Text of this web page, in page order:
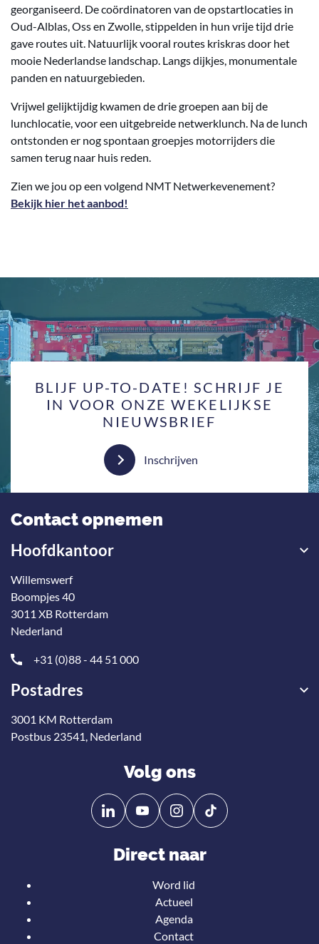
georganiseerd. De coördinatoren van de opstartlocaties in
Oud-Alblas, Oss en Zwolle, stippelden in hun vrije tijd drie
gave routes uit. Natuurlijk vooral routes kriskras door het
mooie Nederlandse landschap. Langs dijkjes, monumentale
panden en natuurgebieden.
Vrijwel gelijktijdig kwamen de drie groepen aan bij de
lunchlocatie, voor een uitgebreide netwerklunch. Na de lunch
ontstonden er nog spontaan groepjes motorrijders die
samen terug naar huis reden.
Zien we jou op een volgend NMT Netwerkevenement?
Bekijk hier het aanbod!
BLIJF UP-TO-DATE! SCHRIJF JE
IN VOOR ONZE WEKELIJKSE
NIEUWSBRIEF
Inschrijven
Contact opnemen
Hoofdkantoor
Willemswerf
Boompjes 40
3011 XB Rotterdam
Nederland
+31 (0)88 - 44 51 000
Postadres
3001 KM Rotterdam
Postbus 23541, Nederland
Volg ons
Volg
ons
Linkedin
Volg
ons
YouTube
Direct naar
Word lid
Actueel
Agenda
Contact